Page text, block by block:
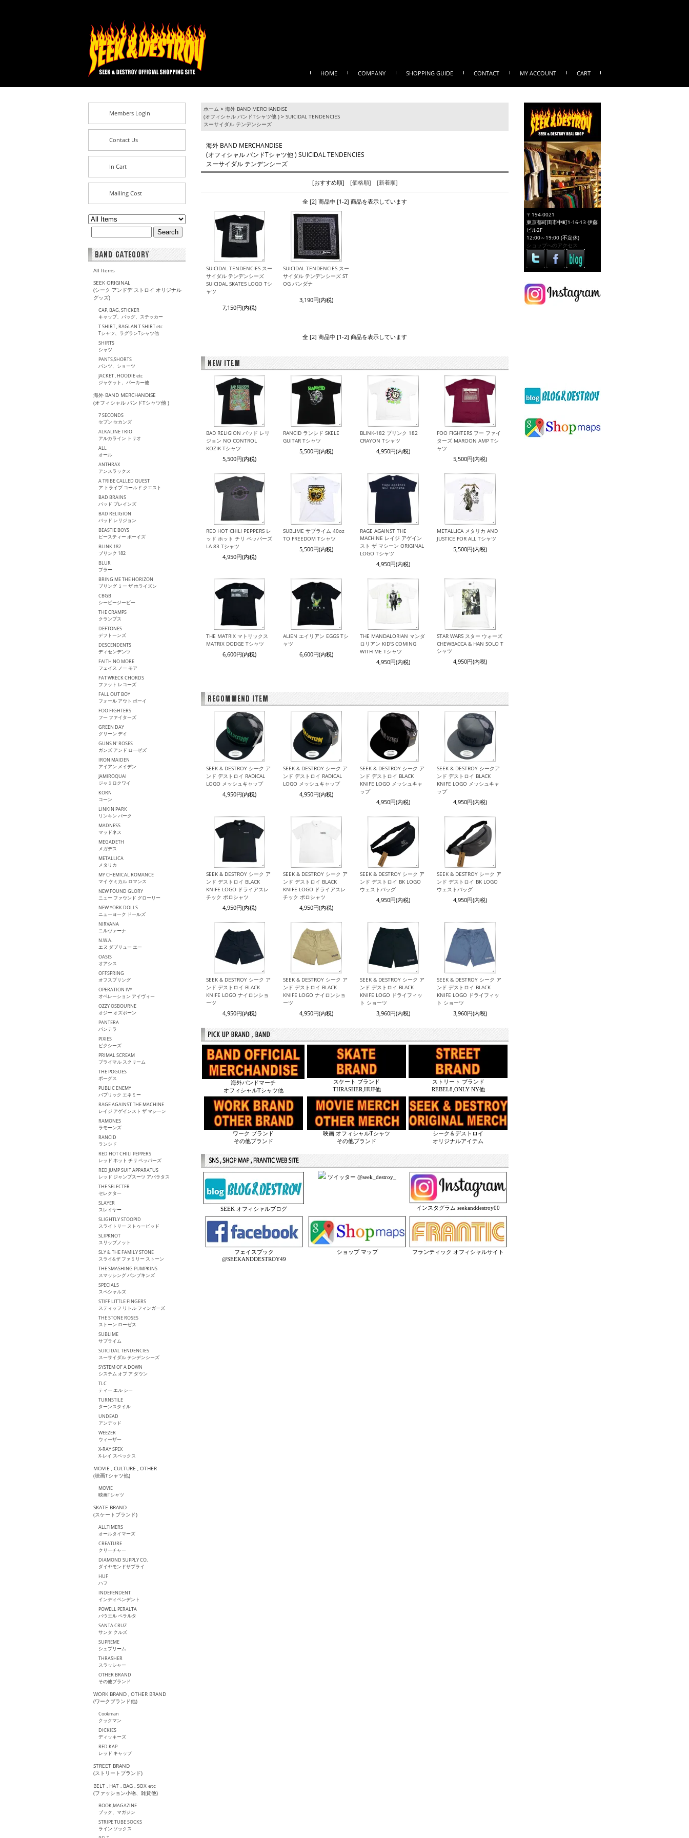
HOME COMPANY SHOPPING GUIDE CONTACT MY ACCOUNT CART
Members Login
Contact Us
In Cart
Mailing Cost
All Items
SEEK ORIGINAL
(シーク アンドデ ストロイ オリジナル
グッズ)
CAP, BAG, STICKER
キャップ、バッグ、ステッカー
T SHIRT , RAGLAN T SHIRT etc
Tシャツ、ラグランTシャツ他
SHIRTS
シャツ
PANTS,SHORTS
パンツ、ショーツ
JACKET , HOODIE etc
ジャケット、パーカー他
海外 BAND MERCHANDISE
(オフィシャル バンドTシャツ他 )
7 SECONDS
セブン セカンズ
ALKALINE TRIO
アルカライン トリオ
ALL
オール
ANTHRAX
アンスラックス
A TRIBE CALLED QUEST
ア トライブ コールド クエスト
BAD BRAINS
バッド ブレインズ
BAD RELIGION
バッド レリジョン
BEASTIE BOYS
ビースティー ボーイズ
BLINK 182
ブリンク 182
BLUR
ブラー
BRING ME THE HORIZON
ブリング ミー ザ ホライズン
CBGB
シービージービー
THE CRAMPS
クランプス
DEFTONES
デフトーンズ
DESCENDENTS
ディセンデンツ
FAITH NO MORE
フェイス ノー モア
FAT WRECK CHORDS
ファット レコーズ
FALL OUT BOY
フォール アウト ボーイ
FOO FIGHTERS
フー ファイターズ
GREEN DAY
グリーン デイ
GUNS N' ROSES
ガンズ アンド ローゼズ
IRON MAIDEN
アイアン メイデン
JAMIROQUAI
ジャミロクワイ
KORN
コーン
LINKIN PARK
リンキン パーク
MADNESS
マッドネス
MEGADETH
メガデス
METALLICA
メタリカ
MY CHEMICAL ROMANCE
マイ ケミカル ロマンス
NEW FOUND GLORY
ニュー ファウンド グローリー
NEW YORK DOLLS
ニューヨーク ドールズ
NIRVANA
ニルヴァーナ
N.W.A.
エヌ ダブリュー エー
OASIS
オアシス
OFFSPRING
オフスプリング
OPERATION IVY
オペレーション アイヴィー
OZZY OSBOURNE
オジー オズボーン
PANTERA
パンテラ
PIXIES
ピクシーズ
PRIMAL SCREAM
プライマル スクリーム
THE POGUES
ポーグス
PUBLIC ENEMY
パプリック エネミー
RAGE AGAINST THE MACHINE
レイジ アゲインスト ザ マシーン
RAMONES
ラモーンズ
RANCID
ランシド
RED HOT CHILI PEPPERS
レッド ホット チリ ペッパーズ
RED JUMP SUIT APPARATUS
レッド ジャンプスーツ アパラタス
THE SELECTER
セレクター
SLAYER
スレイヤー
SLIGHTLY STOOPID
スライトリー ストゥーピッド
SLIPKNOT
スリップノット
SLY & THE FAMILY STONE
スライ&ザ ファミリー ストーン
THE SMASHING PUMPKINS
スマッシング パンプキンズ
SPECIALS
スペシャルズ
STIFF LITTLE FINGERS
スティッフ リトル フィンガーズ
THE STONE ROSES
ストーン ローゼス
SUBLIME
サブライム
SUICIDAL TENDENCIES
スーサイダル テンデンシーズ
SYSTEM OF A DOWN
システム オブ ア ダウン
TLC
ティー エル シー
TURNSTILE
ターンスタイル
UNDEAD
アンデッド
WEEZER
ウィーザー
X-RAY SPEX
X-レイ スペックス
MOVIE , CULTURE , OTHER
(映画Tシャツ他)
MOVIE
映画Tシャツ
SKATE BRAND
(スケートブランド)
ALLTIMERS
オールタイマーズ
CREATURE
クリーチャー
DIAMOND SUPPLY CO.
ダイヤモンドサプライ
HUF
ハフ
INDEPENDENT
インディペンデント
POWELL PERALTA
パウエル ペラルタ
SANTA CRUZ
サンタ クルズ
SUPREME
シュプリーム
THRASHER
スラッシャー
OTHER BRAND
その他ブランド
WORK BRAND , OTHER BRAND
(ワークブランド他)
Cookman
クックマン
DICKIES
ディッキーズ
RED KAP
レッド キャップ
STREET BRAND
(ストリートブランド)
BELT , HAT , BAG , SOX etc
(ファッション小物、雑貨他)
BOOK,MAGAZINE
ブック、マガジン
STRIPE TUBE SOCKS
ライン ソックス
ホーム > 海外 BAND MERCHANDISE
(オフィシャル バンドTシャツ他 ) > SUICIDAL TENDENCIES
スーサイダル テンデンシーズ
海外 BAND MERCHANDISE
(オフィシャル バンドTシャツ他 ) SUICIDAL TENDENCIES
スーサイダル テンデンシーズ
[おすすめ順] [価格順] [新着順]
全 [2] 商品中 [1-2] 商品を表示しています
SUICIDAL TENDENCIES スー
サイダル テンデンシーズ
SUICIDAL SKATES LOGO Tシ
ャツ
7,150円(内税)
SUICIDAL TENDENCIES スー
サイダル テンデンシーズ ST
OG バンダナ
3,190円(内税)
全 [2] 商品中 [1-2] 商品を表示しています
BAD RELIGION バッド レリ
ジョン NO CONTROL
KOZIK Tシャツ
5,500円(内税)
RANCID ランシド SKELE
GUITAR Tシャツ
5,500円(内税)
BLINK-182 ブリンク 182
CRAYON Tシャツ
4,950円(内税)
FOO FIGHTERS フー ファイ
ターズ MAROON AMP Tシ
ャツ
5,500円(内税)
RED HOT CHILI PEPPERS レ
ッド ホット チリ ペッパーズ
LA 83 Tシャツ
4,950円(内税)
SUBLIME サブライム 40oz
TO FREEDOM Tシャツ
5,500円(内税)
RAGE AGAINST THE
MACHINE レイジ アゲイン
スト ザ マシーン ORIGINAL
LOGO Tシャツ
4,950円(内税)
METALLICA メタリカ AND
JUSTICE FOR ALL Tシャツ
5,500円(内税)
THE MATRIX マトリックス
MATRIX DODGE Tシャツ
6,600円(内税)
ALIEN エイリアン EGGS Tシ
ャツ
6,600円(内税)
THE MANDALORIAN マンダ
ロリアン KID'S COMING
WITH ME Tシャツ
4,950円(内税)
STAR WARS スター ウォーズ
CHEWBACCA & HAN SOLO T
シャツ
4,950円(内税)
SEEK & DESTROY シーク ア
ンド デストロイ RADICAL
LOGO メッシュキャップ
4,950円(内税)
SEEK & DESTROY シーク ア
ンド デストロイ RADICAL
LOGO メッシュキャップ
4,950円(内税)
SEEK & DESTROY シーク ア
ンド デストロイ BLACK
KNIFE LOGO メッシュキャ
ップ
4,950円(内税)
SEEK & DESTROY シークア
ンド デストロイ BLACK
KNIFE LOGO メッシュキャ
ップ
4,950円(内税)
SEEK & DESTROY シーク ア
ンド デストロイ BLACK
KNIFE LOGO ドライアスレ
チック ポロシャツ
4,950円(内税)
SEEK & DESTROY シーク ア
ンド デストロイ BLACK
KNIFE LOGO ドライアスレ
チック ポロシャツ
4,950円(内税)
SEEK & DESTROY シーク ア
ンド デストロイ BK LOGO
ウェストバッグ
4,950円(内税)
SEEK & DESTROY シーク ア
ンド デストロイ BK LOGO
ウェストバッグ
4,950円(内税)
SEEK & DESTROY シーク ア
ンド デストロイ BLACK
KNIFE LOGO ナイロンショ
ーツ
4,950円(内税)
SEEK & DESTROY シーク ア
ンド デストロイ BLACK
KNIFE LOGO ナイロンショ
ーツ
4,950円(内税)
SEEK & DESTROY シーク ア
ンド デストロイ BLACK
KNIFE LOGO ドライフィッ
ト ショーツ
3,960円(内税)
SEEK & DESTROY シーク ア
ンド デストロイ BLACK
KNIFE LOGO ドライフィッ
ト ショーツ
3,960円(内税)
海外バンドマーチ
オフィシャルTシャツ他
スケート ブランド
THRASHER,HUF他
ストリート ブランド
REBEL8,ONLY NY他
ワーク ブランド
その他ブランド
映画 オフィシャルTシャツ
その他ブランド
シーク＆デストロイ
オリジナルアイテム
SEEK オフィシャルブログ
ツイッター @seek_destroy_
インスタグラム seekanddestroy00
フェイスブック
@SEEKANDDESTROY49
ショップ マップ フランティック オフィシャルサイト
〒194-0021
東京都町田市中町1-16-13 伊藤
ビル2F
12:00～19:00 (不定休)
ショップへのアクセス